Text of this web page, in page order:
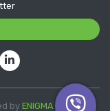
by ENIGMA| Vector